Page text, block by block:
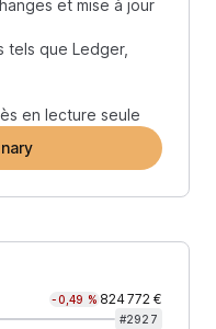
et mise à jour
tels que Ledger,
en lecture seule
-0,49 % 824 772 €
#2927